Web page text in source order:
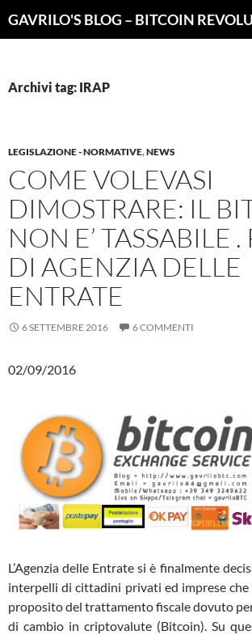
Archivi tag: IRAP
LEGISLAZIONE - NORMATIVE,NEWS
COME VOLEVASI
DIMOSTRARE: IL
NON E’ TASSABILE
DI AGENZIA DELLE
ENTRATE
6 SETTEMBRE 2016 6 COMMENTI
02/09/2016
L’Agenzia delle Entrate si è finalmente
interpelli di cittadini privati ed imprese che
proposito del trattamento fiscale dovuto
di cambio in criptovalute (Bitcoin). Su